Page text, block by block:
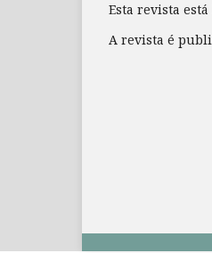
Esta revista
A revista é